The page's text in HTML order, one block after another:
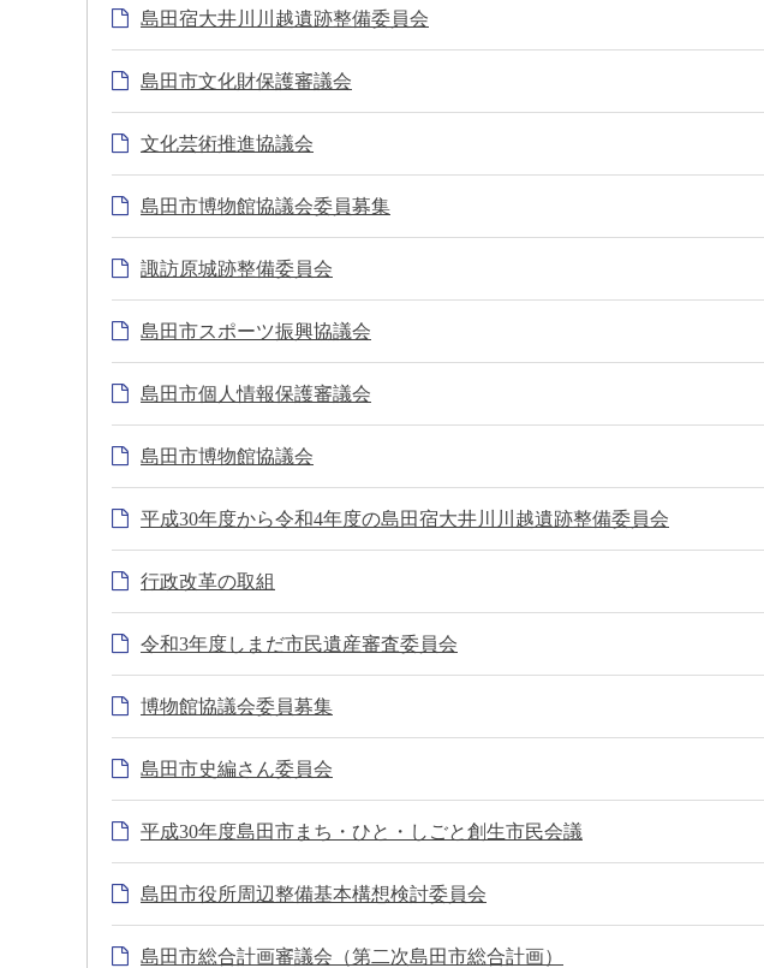
島田宿大井川川越遺跡整備委員会
島田市文化財保護審議会
文化芸術推進協議会
島田市博物館協議会委員募集
諏訪原城跡整備委員会
島田市スポーツ振興協議会
島田市個人情報保護審議会
島田市博物館協議会
平成30年度から令和4年度の島田宿大井川川越遺跡整備委員会
行政改革の取組
令和3年度しまだ市民遺産審査委員会
博物館協議会委員募集
島田市史編さん委員会
平成30年度島田市まち・ひと・しごと創生市民会議
島田市役所周辺整備基本構想検討委員会
島田市総合計画審議会（第二次島田市総合計画）